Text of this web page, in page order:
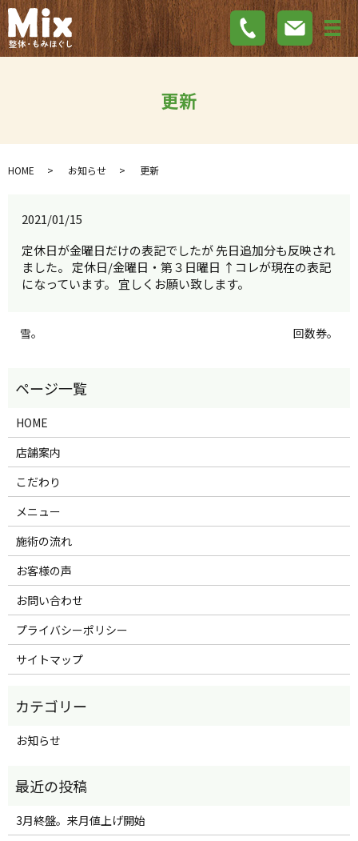
メ
更新
HOME お知らせ 更新
2021/01/15
定休日が金曜日だけの表記でしたが 先日追加分も反映され
ました。 定休日/金曜日・第３日曜日 ↑コレが現在の表記
になっています。 宜しくお願い致します。
雪。 回数券。
HOME
店舗案内
こだわり
メニュー
施術の流れ
お客様の声
お問い合わせ
プライバシーポリシー
サイトマップ
お知らせ
3月終盤。来月値上げ開始